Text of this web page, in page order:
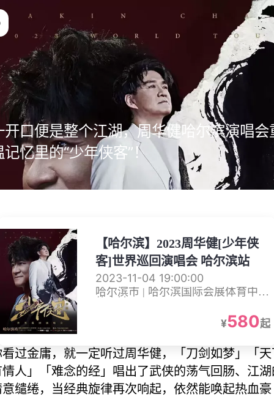
开口便是整个江湖，周华健哈尔滨演唱会
记忆里的“少年侠客”！
【哈尔滨】2023周华健[少年侠
客]世界巡回演唱会 哈尔滨站
2023-11-04 19:00:00
哈尔滨市 | 哈尔滨国际会展体育中心
¥580起
过金庸，就一定听过周华健，「刀剑如梦」「
人」「难念的经」唱出了武侠的荡气回肠、江
缱绻，当经典旋律再次响起，依然能唤起热血豪